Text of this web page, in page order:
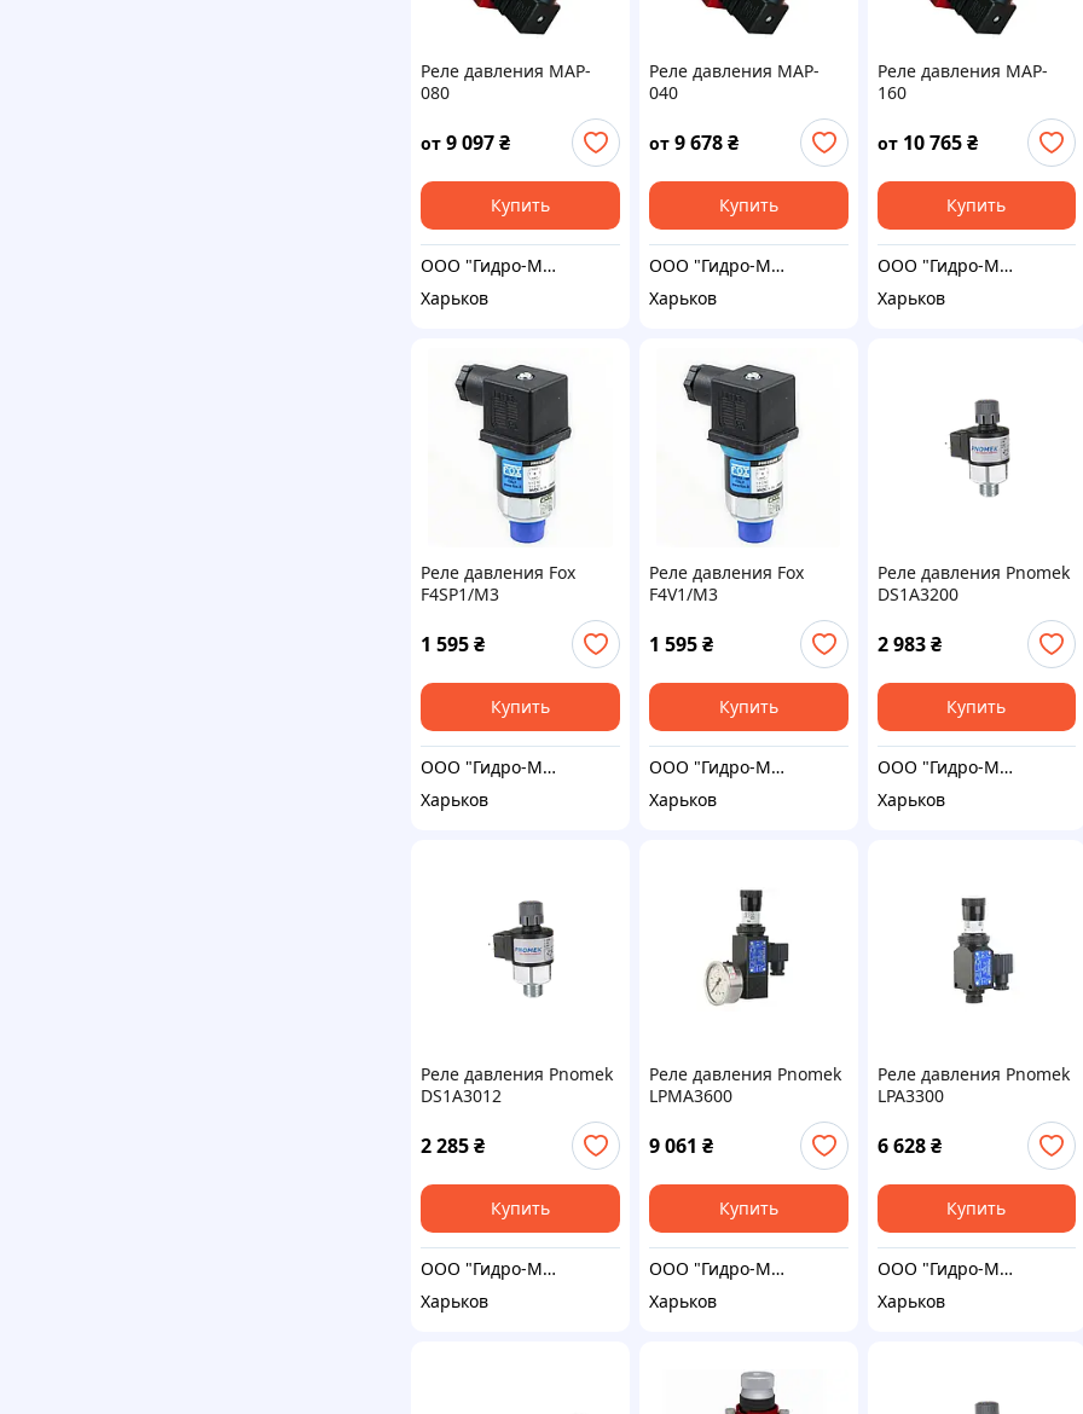
Реле давления MAP-
080
от 9 097₴
Купить
ООО "Гидро-Максимум"
Харьков
Реле давления MAP-
040
от 9 678₴
Купить
ООО "Гидро-Максимум"
Харьков
Реле давления MAP-
160
от 10 765 ₴
Купить
ООО "Гидро-Максимум"
Харьков
Реле давления Fox
F4SP1/M3
1 595₴
Купить
ООО "Гидро-Максимум"
Харьков
Реле давления Fox
F4V1/M3
1 595₴
Купить
ООО "Гидро-Максимум"
Харьков
Реле давления Pnomek
DS1A3200
2 983 ₴
Купить
ООО "Гидро-Максимум"
Харьков
Реле давления Pnomek
DS1A3012
2 285₴
Купить
ООО "Гидро-Максимум"
Харьков
Реле давления Pnomek
LPMA3600
9 061 ₴
Купить
ООО "Гидро-Максимум"
Харьков
Реле давления Pnomek
LPA3300
6 628 ₴
Купить
ООО "Гидро-Максимум"
Харьков